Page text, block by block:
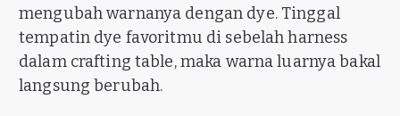
mengubah warnanya dengan dye. Tinggal
tempatin dye favoritmu di sebelah harness
dalam crafting table, maka warna luarnya bakal
langsung berubah.